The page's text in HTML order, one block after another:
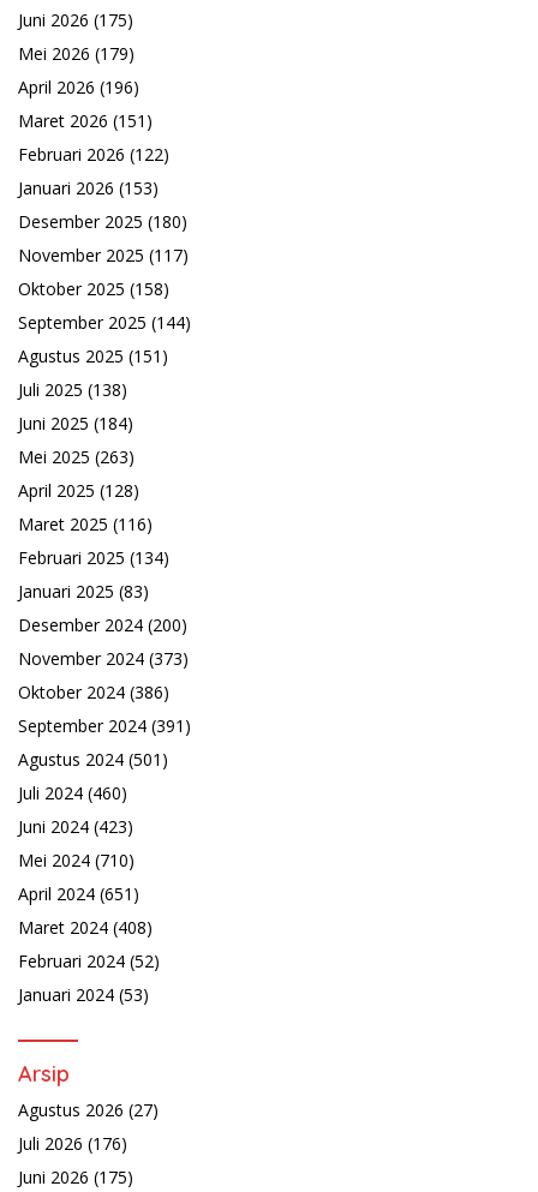
Juni 2026 (175)
Mei 2026 (179)
April 2026 (196)
Maret 2026 (151)
Februari 2026 (122)
Januari 2026 (153)
Desember 2025 (180)
November 2025 (117)
Oktober 2025 (158)
September 2025 (144)
Agustus 2025 (151)
Juli 2025 (138)
Juni 2025 (184)
Mei 2025 (263)
April 2025 (128)
Maret 2025 (116)
Februari 2025 (134)
Januari 2025 (83)
Desember 2024 (200)
November 2024 (373)
Oktober 2024 (386)
September 2024 (391)
Agustus 2024 (501)
Juli 2024 (460)
Juni 2024 (423)
Mei 2024 (710)
April 2024 (651)
Maret 2024 (408)
Februari 2024 (52)
Januari 2024 (53)
Arsip
Agustus 2026 (27)
Juli 2026 (176)
Juni 2026 (175)